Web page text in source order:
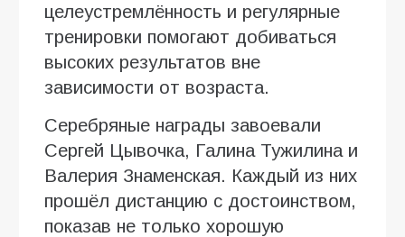
целеустремлённость и регулярные
тренировки помогают добиваться
высоких результатов вне
зависимости от возраста.
Серебряные награды завоевали
Сергей Цывочка, Галина Тужилина и
Валерия Знаменская. Каждый из них
прошёл дистанцию с достоинством,
показав не только хорошую